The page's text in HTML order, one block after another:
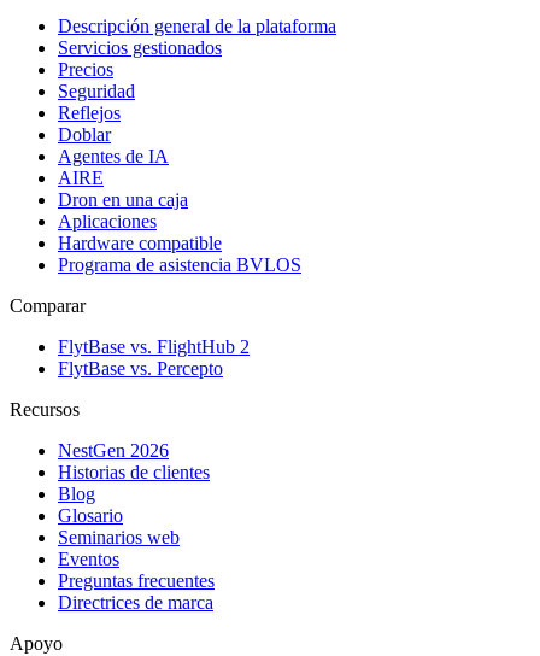
Descripción general de la plataforma
Servicios gestionados
Precios
Seguridad
Reflejos
Doblar
Agentes de IA
AIRE
Dron en una caja
Aplicaciones
Hardware compatible
Programa de asistencia BVLOS
Comparar
FlytBase vs. FlightHub 2
FlytBase vs. Percepto
Recursos
NestGen 2026
Historias de clientes
Blog
Glosario
Seminarios web
Eventos
Preguntas frecuentes
Directrices de marca
Apoyo